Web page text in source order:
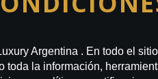
Argentina . En todo el
toda la información,